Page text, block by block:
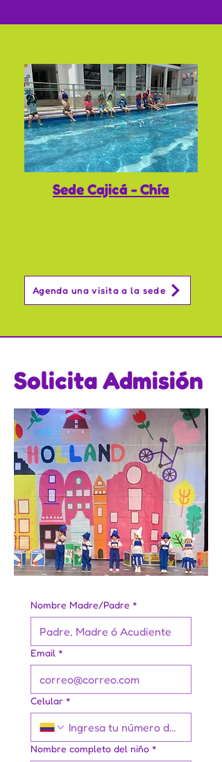
Sede Cajicá - Chía
Agenda una visita a la sede
Solicita Admisión
Nombre Madre/Padre *
Email *
Celular *
Nombre completo del niño *